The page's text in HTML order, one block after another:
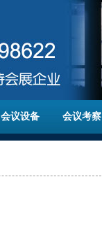
会议设备 会议考察